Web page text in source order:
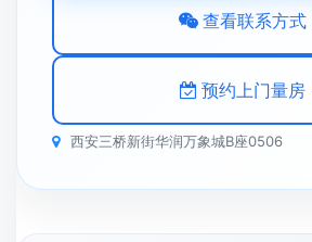
查看联系方式
预约上门量房
西安三桥新街华润万象城B座0506